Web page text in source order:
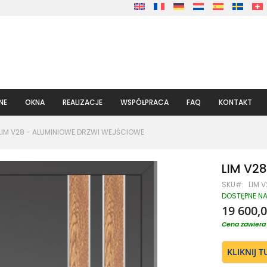
OKNA REALIZACJE WSPÓŁPRACA FAQ KONTAKT
V28 - ALUMINIOWE DRZWI WEJŚCIOWE
LIM
SKU LIM
DOSTĘPNE
19
Cena
KLIKNIJ